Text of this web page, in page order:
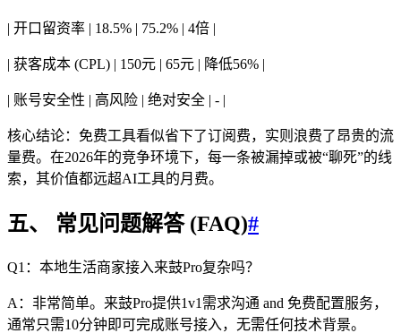
| 开口留资率 | 18.5% | 75.2% | 4倍 |
| 获客成本 (CPL) | 150元 | 65元 | 降低56% |
| 账号安全性 | 高风险 | 绝对安全 | - |
核心结论：免费工具看似省下了订阅费，实则浪费了昂贵的流
量费。在2026年的竞争环境下，每一条被漏掉或被“聊死”的线
索，其价值都远超AI工具的月费。
五、 常见问题解答 (FAQ)#
Q1：本地生活商家接入来鼓Pro复杂吗？
A：非常简单。来鼓Pro提供1v1需求沟通 and 免费配置服务，
通常只需10分钟即可完成账号接入，无需任何技术背景。